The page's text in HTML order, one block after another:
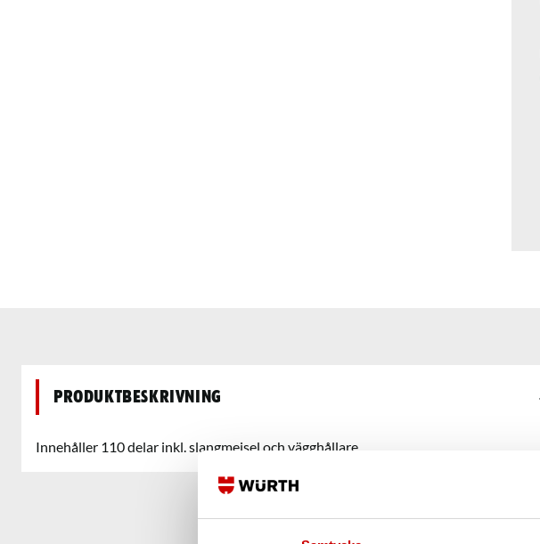
Produktbeskrivning
Innehåller 110 delar inkl. slangmejsel och vägghållare.